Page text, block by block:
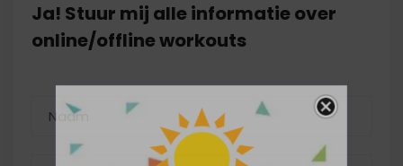
Ja! Stuur mij alle informatie over
online/offline workouts